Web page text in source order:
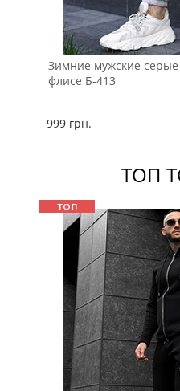
Зимние мужские
флисе Б-413
999 грн.
ТОП